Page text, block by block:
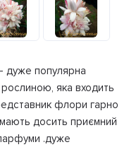
дуже популярна
яка входить
флори гарно
мають досить приємний
.дуже